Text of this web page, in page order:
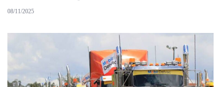
08/11/2025